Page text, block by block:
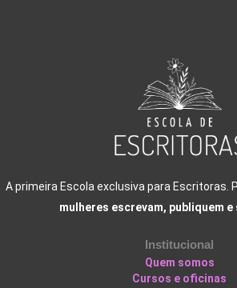
A primeira Escola exclusiva para Escritoras.
mulheres escrevam, publiquem e
Institucional
Quem somos
Cursos e oficinas